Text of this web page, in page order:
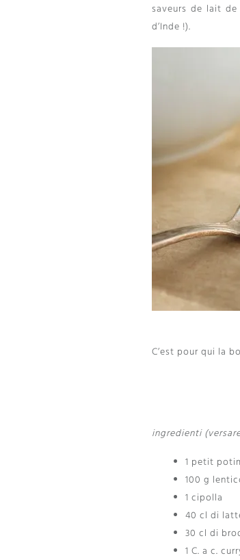
saveurs de lait
d’Inde !).
C’est pour qui la
ingredienti
1 petit
100 g
1 cipolla
40 cl di
30 cl di
1 C. a c.